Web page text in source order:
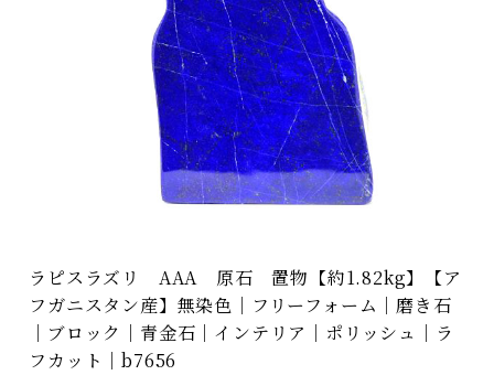
ラピスラズリ AAA 原石 置物【約1.82kg】【ア
フガニスタン産】無染色｜フリーフォーム｜磨き石
｜ブロック｜青金石｜インテリア｜ポリッシュ｜ラ
フカット｜b7656